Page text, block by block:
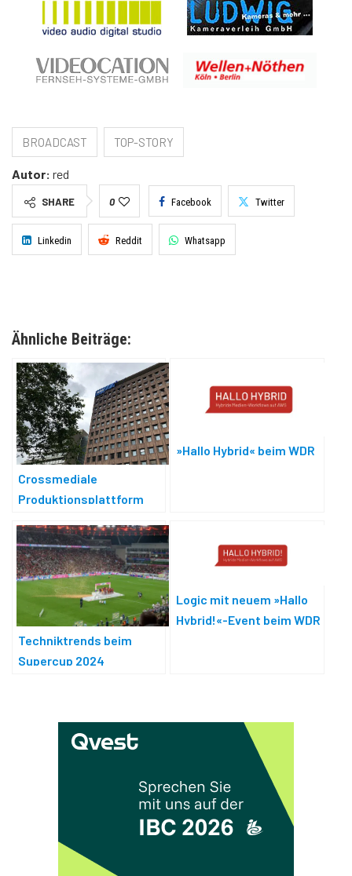
BROADCAST TOP-STORY
Autor: red
SHARE 0 Facebook Twitter
Linkedin Reddit Whatsapp
Ähnliche Beiträge:
Crossmediale
Produktionsplattform
»Hallo Hybrid« beim WDR
Techniktrends beim
Supercup 2024
Logic mit neuem »Hallo
Hybrid!«-Event beim WDR